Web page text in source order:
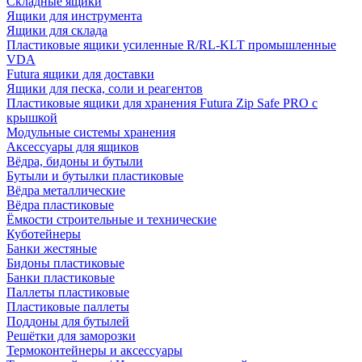
Ящики для инструмента
Ящики для склада
Пластиковые ящики усиленные R/RL-KLT промышленные
VDA
Futura ящики для доставки
Ящики для песка, соли и реагентов
Пластиковые ящики для хранения Futura Zip Safe PRO с
крышкой
Модульные системы хранения
Аксессуары для ящиков
Вёдра, бидоны и бутыли
Бутыли и бутылки пластиковые
Вёдра металлические
Вёдра пластиковые
Ёмкости строительные и технические
Куботейнеры
Банки жестяные
Бидоны пластиковые
Банки пластиковые
Паллеты пластиковые
Пластиковые паллеты
Поддоны для бутылей
Решётки для заморозки
Термоконтейнеры и аксессуары